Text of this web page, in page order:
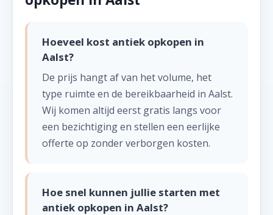
Hoeveel kost antiek opkopen in
Aalst?
De prijs hangt af van het volume, het
type ruimte en de bereikbaarheid in Aalst.
Wij komen altijd eerst gratis langs voor
een bezichtiging en stellen een eerlijke
offerte op zonder verborgen kosten.
Hoe snel kunnen jullie starten met
antiek opkopen in Aalst?